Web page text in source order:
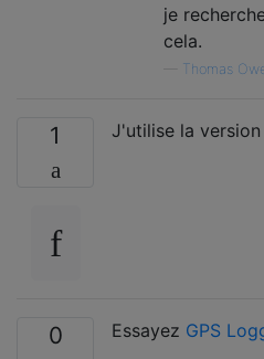
je
cela.
Thomas
1 J'utilise la
0 Essayez GPS